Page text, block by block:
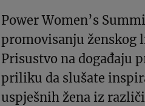
Power Women’s
promovisanju ženskog
Prisustvo na događaju
priliku da slušate
uspješnih žena iz